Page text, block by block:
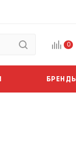
0
БРЕНДЫ